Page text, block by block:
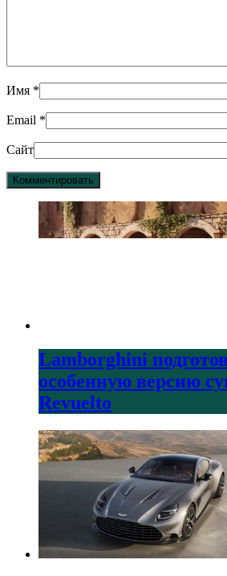
Имя *
Email *
Сайт
Lamborghini
особенную версию
Revuelto